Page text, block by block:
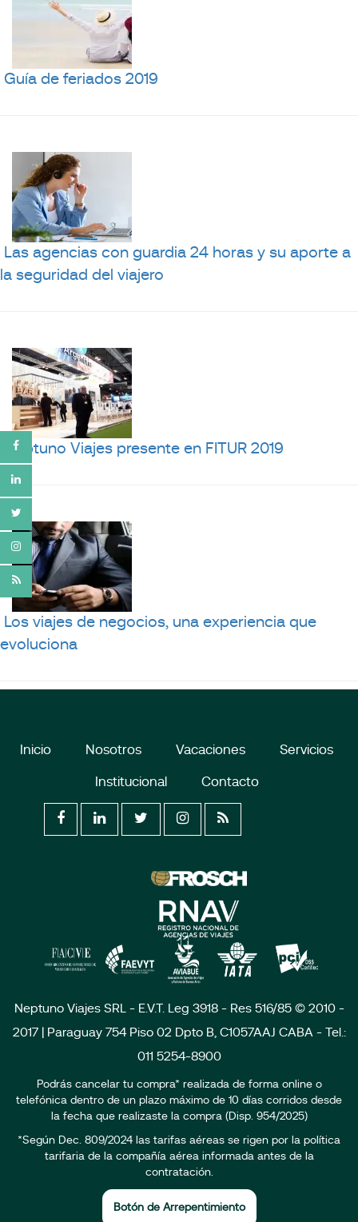
Guía de feriados 2019
Las agencias con guardia 24 horas y su aporte a
la seguridad del viajero
Neptuno Viajes presente en FITUR 2019
Los viajes de negocios, una experiencia que
evoluciona
Inicio Nosotros Vacaciones Servicios
Institucional Contacto
Neptuno Viajes SRL - E.V.T. Leg 3918 - Res 516/85 © 2010 -
2017 | Paraguay 754 Piso 02 Dpto B, C1057AAJ CABA - Tel.:
011 5254-8900
Podrás cancelar tu compra* realizada de forma online o
telefónica dentro de un plazo máximo de 10 días corridos desde
la fecha que realizaste la compra (Disp. 954/2025)
*Según Dec. 809/2024 las tarifas aéreas se rigen por la política
tarifaria de la compañía aérea informada antes de la
contratación.
Botón de Arrepentimiento